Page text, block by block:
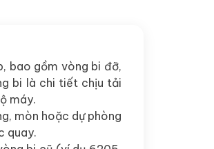
bao gồm vòng bi đỡ,
bi là chi tiết chịu tải
máy.
mòn hoặc dự phòng
quay.